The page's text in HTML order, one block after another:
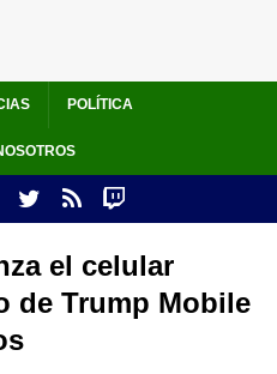
POLÍTICA
el celular
de Trump Mobile